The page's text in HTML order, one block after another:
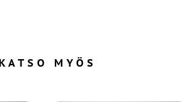
KATSO MYÖS